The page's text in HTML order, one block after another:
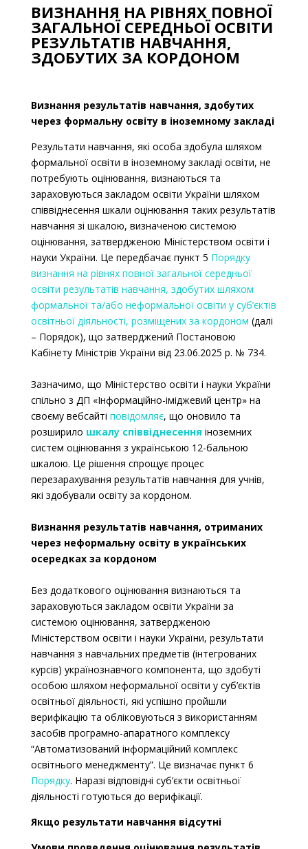
ВИЗНАННЯ НА РІВНЯХ ПОВНОЇ
ЗАГАЛЬНОЇ СЕРЕДНЬОЇ ОСВІТИ
РЕЗУЛЬТАТІВ НАВЧАННЯ,
ЗДОБУТИХ ЗА КОРДОНОМ
Визнання результатів навчання, здобутих
через формальну освіту в іноземному закладі
Результати навчання, які особа здобула шляхом
формальної освіти в іноземному закладі освіти, не
потребують оцінювання, визнаються та
зараховуються закладом освіти України шляхом
співвіднесення шкали оцінювання таких результатів
навчання зі шкалою, визначеною системою
оцінювання, затвердженою Міністерством освіти і
науки України. Це передбачає пункт 5 Порядку
визнання на рівнях повної загальної середньої
освіти результатів навчання, здобутих шляхом
формальної та/або неформальної освіти у суб’єктів
освітньої діяльності, розміщених за кордоном (далі
– Порядок), що затверджений Постановою
Кабінету Міністрів України від 23.06.2025 р. № 734.
Зазначимо, що Міністерство освіти і науки України
спільно з ДП «Інформаційно-іміджевий центр» на
своєму вебсайті повідомляє, що оновило та
розширило шкалу співвіднесення іноземних
систем оцінювання з українською 12-бальною
шкалою. Це рішення спрощує процес
перезарахування результатів навчання для учнів,
які здобували освіту за кордоном.
Визнання результатів навчання, отриманих
через неформальну освіту в українських
осередках за кордоном
Без додаткового оцінювання визнаються та
зараховуються закладом освіти України за
системою оцінювання, затвердженою
Міністерством освіти і науки України, результати
навчання з навчальних предметів (інтегрованих
курсів) українознавчого компонента, що здобуті
особою шляхом неформальної освіти у суб’єктів
освітньої діяльності, які успішно пройшли
верифікацію та обліковуються з використанням
засобів програмно-апаратного комплексу
“Автоматизований інформаційний комплекс
освітнього менеджменту”. Це визначає пункт 6
Порядку. Наразі відповідні суб’єкти освітньої
діяльності готуються до верифікації.
Якщо результати навчання відсутні